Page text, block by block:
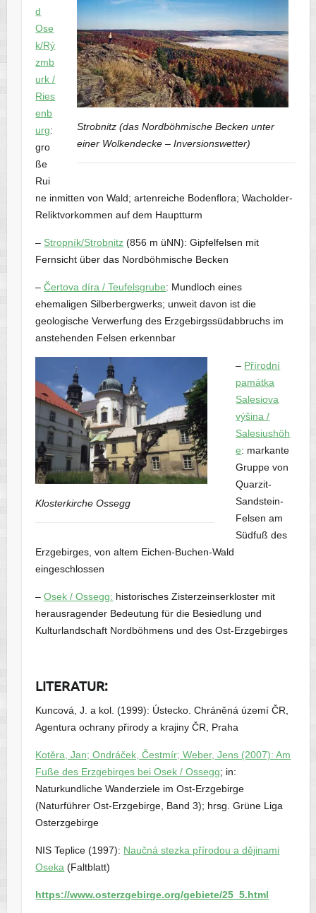
Strobnitz (das Nordböhmische Becken unter
einer Wolkendecke – Inversionswetter)
d
Ose
k/Rý
zmb
urk /
Ries
enb
urg:
gro
ße
Rui
ne inmitten von Wald; artenreiche Bodenflora; Wacholder-
Reliktvorkommen auf dem Hauptturm
– Stropník/Strobnitz (856 m üNN): Gipfelfelsen mit
Fernsicht über das Nordböhmische Becken
–Čertova díra / Teufelsgrube: Mundloch eines
ehemaligen Silberbergwerks; unweit davon ist die
geologische Verwerfung des Erzgebirgssüdabbruchs im
anstehenden Felsen erkennbar
Klosterkirche Ossegg
– Přírodní
památka
Salesiova
výšina /
Salesiushöh
e: markante
Gruppe von
Quarzit-
Sandstein-
Felsen am
Südfuß des
Erzgebirges, von altem Eichen-Buchen-Wald
eingeschlossen
–Osek / Ossegg: historisches Zisterzeinserkloster mit
herausragender Bedeutung für die Besiedlung und
Kulturlandschaft Nordböhmens und des Ost-Erzgebirges
LITERATUR:
Kuncová, J. a kol. (1999): Ústecko. Chráněná území ČR,
Agentura ochrany přirody a krajiny ČR, Praha
Kotěra, Jan; Ondráček, Čestmír; Weber, Jens (2007): Am
Fuße des Erzgebirges bei Osek / Ossegg; in:
Naturkundliche Wanderziele im Ost-Erzgebirge
(Naturführer Ost-Erzgebirge, Band 3); hrsg. Grüne Liga
Osterzgebirge
NIS Teplice (1997): Naučná stezka přírodou a dějinami
Oseka (Faltblatt)
https://www.osterzgebirge.org/gebiete/25_5.html